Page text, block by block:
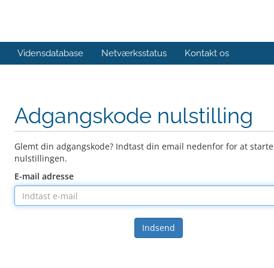
Vidensdatabase Netværksstatus Kontakt os
Adgangskode nulstilling
Glemt din adgangskode? Indtast din email nedenfor for at starte
nulstillingen.
E-mail adresse
Indsend